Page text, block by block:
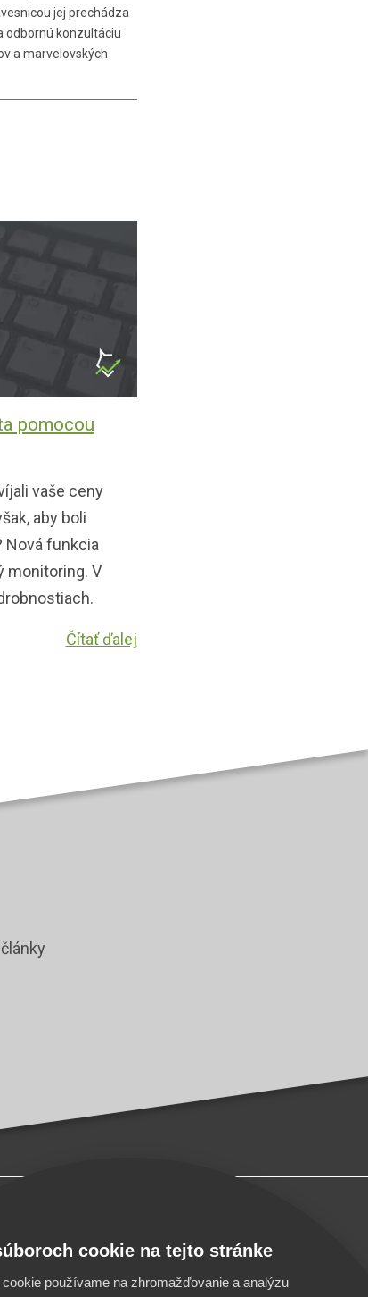
jej prechádza
odbornú konzultáciu
a marvelovských
pomocou
vaše ceny
aby boli
Nová funkcia
monitoring. V
Čítať ďalej
cookie na tejto stránke
cookie používame na zhromažďovanie a analýzu